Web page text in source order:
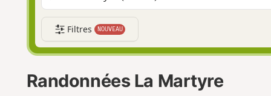
Filtres NOUVEAU
Randonnées La Martyre